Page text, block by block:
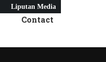
Liputan Media
Contact